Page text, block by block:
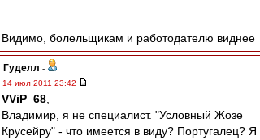
Видимо, болельщикам и работодателю виднее
Гуделл -
14 июл 2011 23:42
VViP_68
Владимир, я не специалист. "Условный Жозе
Крусейру" - что имеется в виду? Португалец? Я